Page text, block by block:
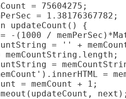
= 75604275;
= 1.38176367782;
updateCount() {
-(1000 /
= '' +
memCountString.length;
=
=
= memCount + 1;